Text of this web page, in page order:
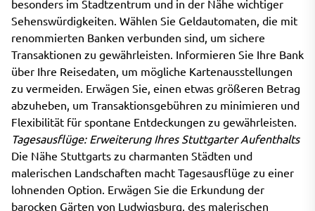
besonders im Stadtzentrum und in der Nähe wichtiger
Sehenswürdigkeiten. Wählen Sie Geldautomaten, die mit
renommierten Banken verbunden sind, um sichere
Transaktionen zu gewährleisten. Informieren Sie Ihre Bank
über Ihre Reisedaten, um mögliche Kartenausstellungen
zu vermeiden. Erwägen Sie, einen etwas größeren Betrag
abzuheben, um Transaktionsgebühren zu minimieren und
Flexibilität für spontane Entdeckungen zu gewährleisten.
Tagesausflüge: Erweiterung Ihres Stuttgarter Aufenthalts
Die Nähe Stuttgarts zu charmanten Städten und
malerischen Landschaften macht Tagesausflüge zu einer
lohnenden Option. Erwägen Sie die Erkundung der
barocken Gärten von Ludwigsburg, des malerischen